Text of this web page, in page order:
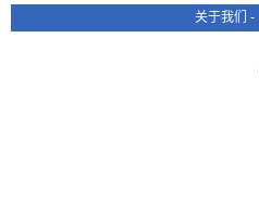
关于我们 -